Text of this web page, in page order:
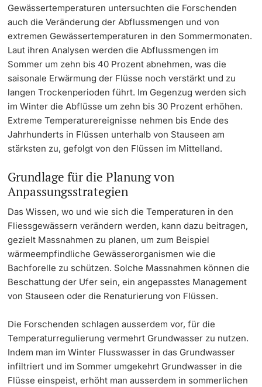
Gewässertemperaturen untersuchten die Forschenden
auch die Veränderung der Abflussmengen und von
extremen Gewässertemperaturen in den Sommermonaten.
Laut ihren Analysen werden die Abflussmengen im
Sommer um zehn bis 40 Prozent abnehmen, was die
saisonale Erwärmung der Flüsse noch verstärkt und zu
langen Trockenperioden führt. Im Gegenzug werden sich
im Winter die Abflüsse um zehn bis 30 Prozent erhöhen.
Extreme Temperaturereignisse nehmen bis Ende des
Jahrhunderts in Flüssen unterhalb von Stauseen am
stärksten zu, gefolgt von den Flüssen im Mittelland.
Grundlage für die Planung von
Anpassungsstrategien
Das Wissen, wo und wie sich die Temperaturen in den
Fliessgewässern verändern werden, kann dazu beitragen,
gezielt Massnahmen zu planen, um zum Beispiel
wärmeempfindliche Gewässerorganismen wie die
Bachforelle zu schützen. Solche Massnahmen können die
Beschattung der Ufer sein, ein angepasstes Management
von Stauseen oder die Renaturierung von Flüssen.
Die Forschenden schlagen ausserdem vor, für die
Temperaturregulierung vermehrt Grundwasser zu nutzen.
Indem man im Winter Flusswasser in das Grundwasser
infiltriert und im Sommer umgekehrt Grundwasser in die
Flüsse einspeist, erhöht man ausserdem in sommerlichen